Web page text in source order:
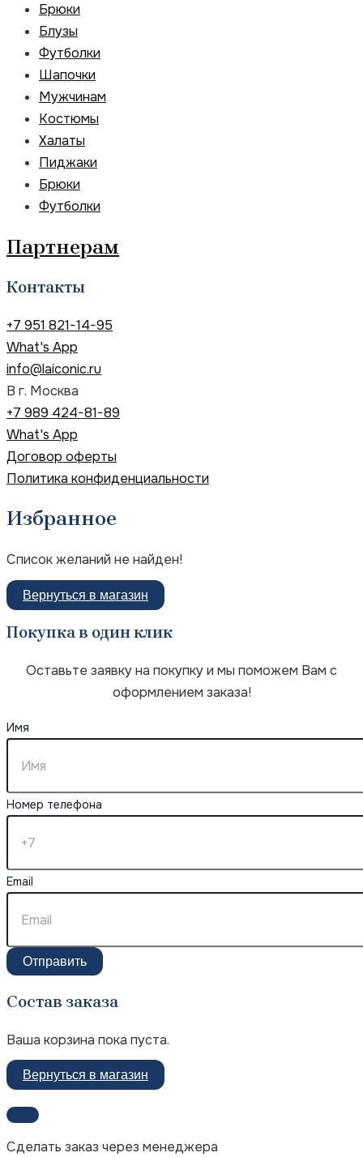
Брюки
Блузы
Футболки
Шапочки
Мужчинам
Костюмы
Халаты
Пиджаки
Брюки
Футболки
Партнерам
Контакты
+7 951 821-14-95
What's App
info@laiconic.ru
В г. Москва
+7 989 424-81-89
What's App
Договор оферты
Политика конфиденциальности
Избранное
Список желаний не найден!
Вернуться в магазин
Покупка в один клик
Оставьте заявку на покупку и мы поможем Вам с
оформлением заказа!
Имя
Номер телефона
Email
Отправить
Состав заказа
Ваша корзина пока пуста.
Вернуться в магазин
Сделать заказ через менеджера